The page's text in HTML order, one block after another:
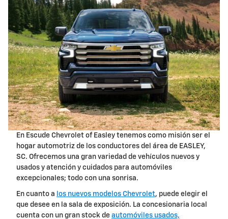
En Escude Chevrolet of Easley tenemos como misión ser el
hogar automotriz de los conductores del área de EASLEY,
SC. Ofrecemos una gran variedad de vehículos nuevos y
usados y atención y cuidados para automóviles
excepcionales; todo con una sonrisa.
En cuanto a los nuevos modelos Chevrolet, puede elegir el
que desee en la sala de exposición. La concesionaria local
cuenta con un gran stock de automóviles usados,